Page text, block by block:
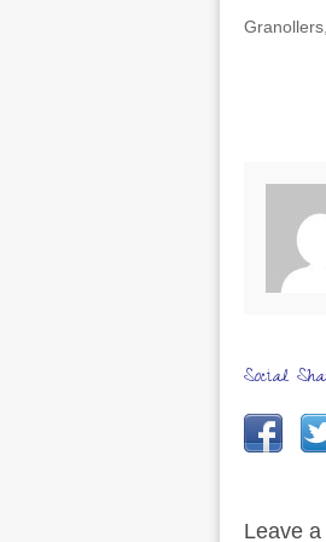
Social
Leave